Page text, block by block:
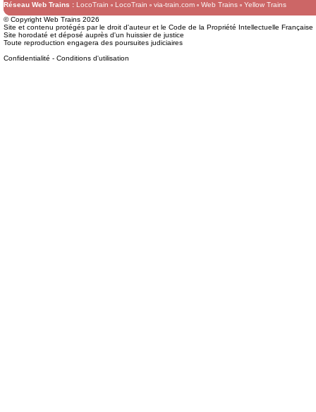
Réseau Web Trains : LocoTrain LocoTrain via-train.com Web Trains
Yellow Trains
© Copyright Web Trains 2026
Site et contenu protégés par le droit d'auteur et le Code de la Propriété Intellectuelle Française
Site horodaté et déposé auprès d'un huissier de justice
Toute reproduction engagera des poursuites judiciaires
Confidentialité - Conditions d'utilisation